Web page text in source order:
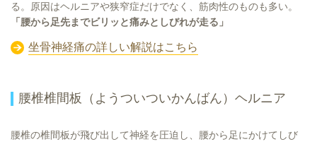
る。原因はヘルニアや狭窄症だけでなく、筋肉性のものも多い。
「腰から足先までビリッと痛みとしびれが走る」
坐骨神経痛の詳しい解説はこちら
腰椎椎間板（ようついついかんばん）ヘルニア
腰椎の椎間板が飛び出して神経を圧迫し、腰から足にかけてしび